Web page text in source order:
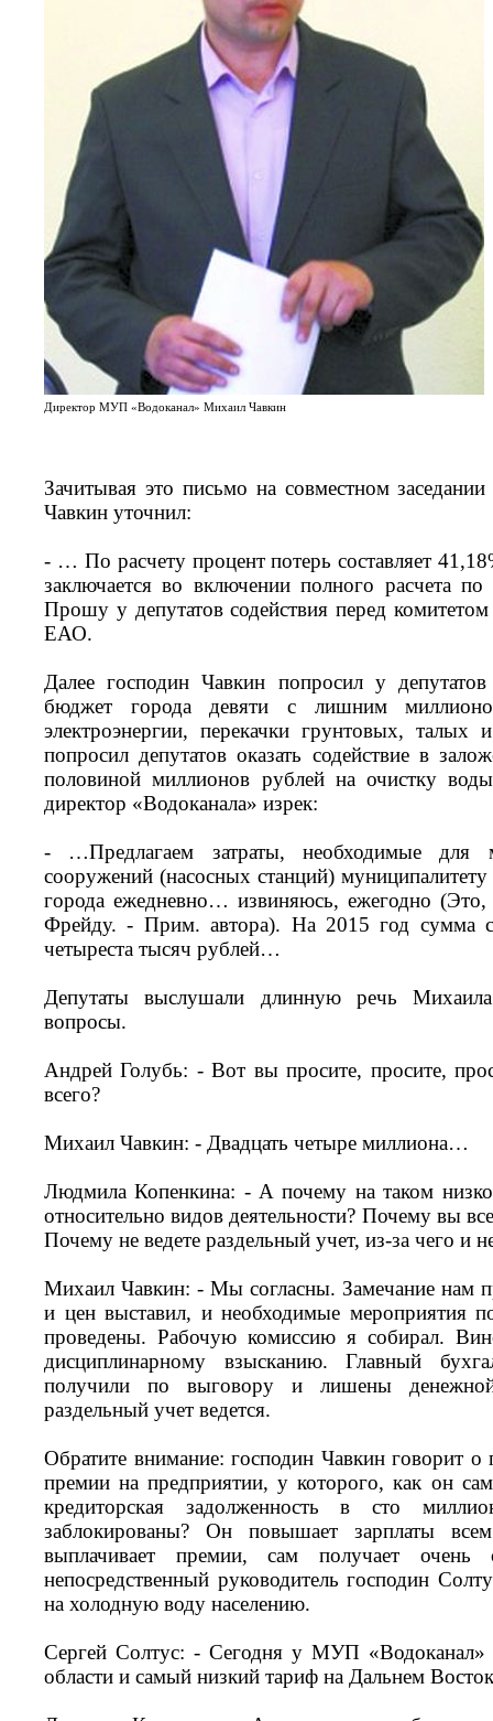
Директор МУП «Водоканал» Михаил Чавкин
Зачитывая это письмо на совместном
Чавкин уточнил:
- … По расчету процент потерь составляет
заключается во включении полного расчета
Прошу у депутатов содействия перед
ЕАО.
Далее господин Чавкин попросил у
бюджет города девяти с лишним
электроэнергии, перекачки грунтовых,
попросил депутатов оказать содействие в
половиной миллионов рублей на очистку
директор «Водоканала» изрек:
- …Предлагаем затраты, необходимые для
сооружений (насосных станций)
города ежедневно… извиняюсь, ежегодно
Фрейду. - Прим. автора). На 2015 год сумма
четыреста тысяч рублей…
Депутаты выслушали длинную речь
вопросы.
Андрей Голубь: - Вот вы просите, просите,
всего?
Михаил Чавкин: - Двадцать четыре миллиона…
Людмила Копенкина: - А почему на таком
относительно видов деятельности? Почему вы
Почему не ведете раздельный учет, из-за чего и
Михаил Чавкин: - Мы согласны. Замечание нам
и цен выставил, и необходимые мероприятия
проведены. Рабочую комиссию я собирал.
дисциплинарному взысканию. Главный
получили по выговору и лишены
раздельный учет ведется.
Обратите внимание: господин Чавкин говорит
премии на предприятии, у которого, как он
кредиторская задолженность в сто
заблокированы? Он повышает зарплаты
выплачивает премии, сам получает очень
непосредственный руководитель господин
на холодную воду населению.
Сергей Солтус: - Сегодня у МУП
области и самый низкий тариф на Дальнем